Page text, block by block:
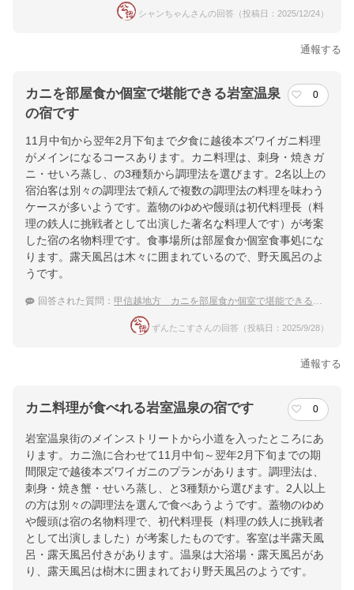
シャンちゃんさんの回答（投稿日：2025/12/24）
通報する
カニを部屋食か個室で堪能できる岩室温泉
の宿です
0
11月中旬から翌年2月下旬まで夕食に越後本ズワイガニ料理
がメインになるコースあります。カニ料理は、刺身・焼きガ
ニ・せいろ蒸し、の3種類から調理法を選びます。2名以上の
宿泊客は別々の調理法で頼んで複数の調理法の料理を味わう
ケースが多いようです。蓋物のゆめや饅頭は初代料理長（料
理の鉄人に挑戦者として出演した著名な料理人です）が考案
した宿の名物料理です。食事場所は部屋食か個室食事処にな
ります。露天風呂は木々に囲まれているので、野天風呂のよ
うです。
回答された質問： 甲信越地方 カニを部屋食か個室で堪能できる温泉宿
ずんたこすさんの回答（投稿日：2025/9/28）
通報する
カニ料理が食べれる岩室温泉の宿です 0
岩室温泉街のメインストリートから小道を入ったところにあ
ります。カニ漁に合わせて11月中旬～翌年2月下旬までの期
間限定で越後本ズワイガニのプランがあります。調理法は、
刺身・焼き蟹・せいろ蒸し、と3種類から選びます。2人以上
の方は別々の調理法を選んで食べあうようです。蓋物のゆめ
や饅頭は宿の名物料理で、初代料理長（料理の鉄人に挑戦者
として出演しました）が考案したものです。客室は半露天風
呂・露天風呂付きがあります。温泉は大浴場・露天風呂があ
り、露天風呂は樹木に囲まれており野天風呂のようです。